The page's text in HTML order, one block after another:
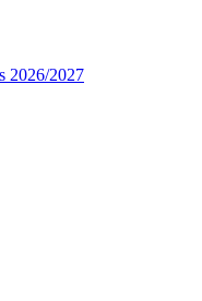
2026/2027